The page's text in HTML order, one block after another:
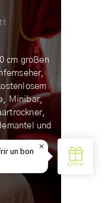
cm großen
Minibar,
und
mit zwei
werden.